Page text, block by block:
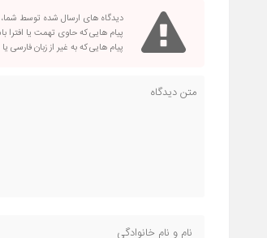
دیدگاه های ارسال شده توسط
پیام هایی که حاوی تهمت یا افترا
پیام هایی که به غیر از زبان